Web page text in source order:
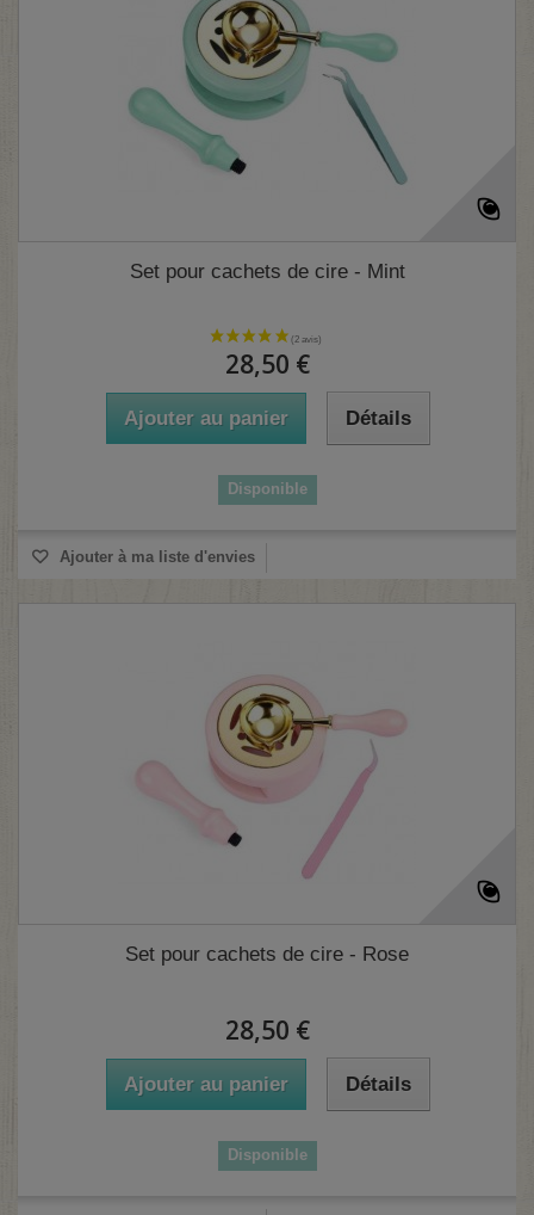
Set pour cachets de cire - Mint
28,50 €
Ajouter au panier Détails
Disponible
Ajouter à ma liste d'envies
Set pour cachets de cire - Rose
28,50 €
Ajouter au panier Détails
Disponible